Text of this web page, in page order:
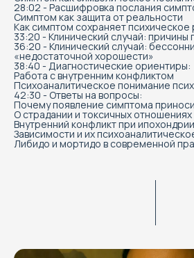
28:02 - Расшифровка послания
Симптом как защита от реальности
Как симптом сохраняет психическое
33:20 - Клинический случай: причины
36:20 - Клинический случай:
«недостаточной хорошести»
38:40 - Диагностические ориентиры:
Работа с внутренним конфликтом
Психоаналитическое понимание
42:30 - Ответы на вопросы:
Почему появление симптома
О страдании и токсичных отношениях
Внутренний конфликт при ипохондрии
Зависимости и их
Либидо и мортидо в современной